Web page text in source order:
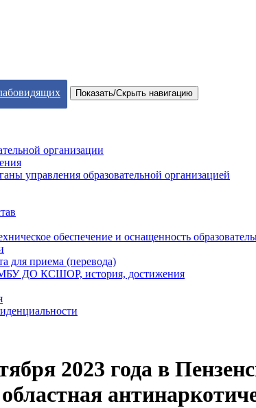
Показать/Скрыть навигацию
организации
управления образовательной организацией
обеспечение и оснащенность
для приема (перевода)
ДО КСШОР, история, достижения
2023 года в